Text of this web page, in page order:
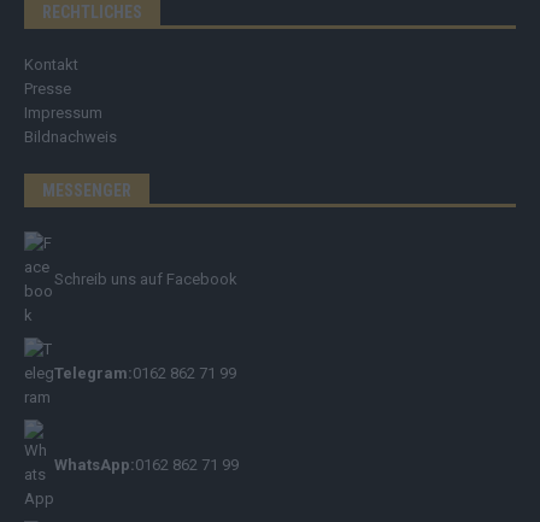
RECHTLICHES
Kontakt
Presse
Impressum
Bildnachweis
MESSENGER
Schreib uns auf Facebook
Telegram:0162 862 71 99
WhatsApp:0162 862 71 99